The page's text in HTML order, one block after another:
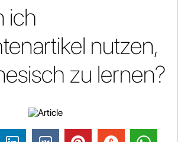
ich
nutzen,
zu lernen?